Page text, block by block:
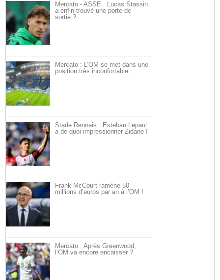
Mercato - ASSE : Lucas Stassin
a enfin trouvé une porte de
sortie ?
Mercato : L’OM se met dans une
position très inconfortable…
Stade Rennais : Esteban Lepaul
a de quoi impressionner Zidane !
Frank McCourt ramène 50
millions d’euros par an à l’OM !
Mercato : Après Greenwood,
l’OM va encore encaisser ?